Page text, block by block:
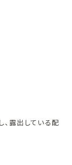
、露出している配